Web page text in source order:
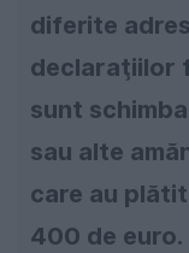
diferite
declaraţiilor
sunt
sau alte
care au
400 de